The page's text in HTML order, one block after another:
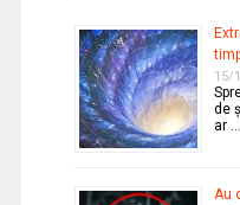
15/
de
ar …
Au